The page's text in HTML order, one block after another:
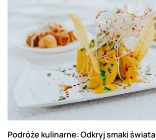
Podróże kulinarne: Odkryj smaki